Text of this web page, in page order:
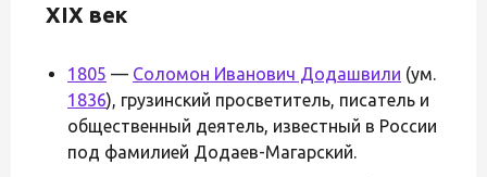
XIX век
1805 — Соломон Иванович Додашвили (ум.
1836), грузинский просветитель, писатель и
общественный деятель, известный в России
под фамилией Додаев-Магарский.